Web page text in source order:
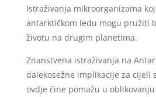
Istraživanja mikroorganizama
antarktičkom ledu mogu pružiti
životu na drugim planetima.
Znanstvena istraživanja na
dalekosežne implikacije za cijeli
ovdje čine pomažu u